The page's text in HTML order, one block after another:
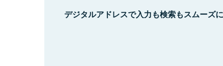
デジタルアドレスで入力も検索もスムーズ